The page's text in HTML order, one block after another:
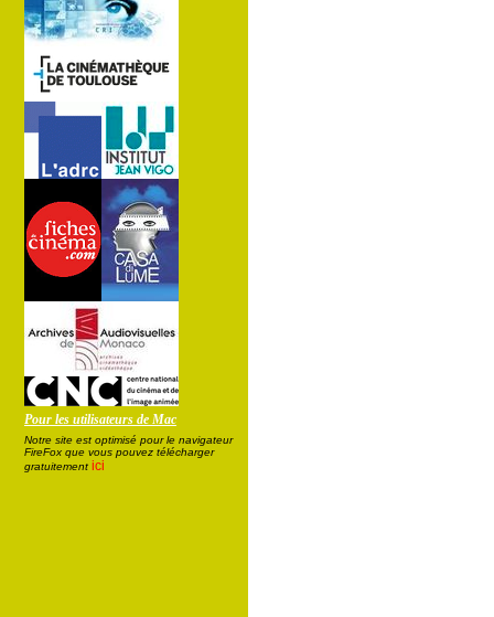
Pour les utilisateurs de Mac
Notre site est optimisé pour le navigateur
FireFox que vous pouvez télécharger
gratuitement ici